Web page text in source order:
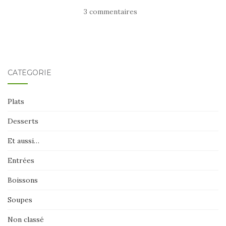
3 commentaires
CATÉGORIE
Plats
Desserts
Et aussi…
Entrées
Boissons
Soupes
Non classé